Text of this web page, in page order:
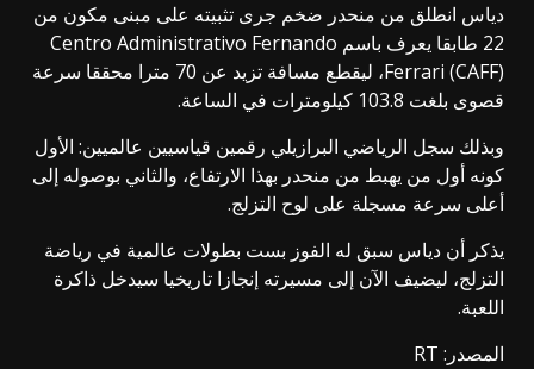
دياس انطلق من منحدر ضخم جرى تثبيته على مبنى مكون من
22 طابقا يعرف باسم Centro Administrativo Fernando
Ferrari (CAFF)، ليقطع مسافة تزيد عن 70 مترا محققا سرعة
قصوى بلغت 103.8 كيلومترات في الساعة.
وبذلك سجل الرياضي البرازيلي رقمين قياسيين عالميين: الأول
كونه أول من يهبط من منحدر بهذا الارتفاع، والثاني بوصوله إلى
أعلى سرعة مسجلة على لوح التزلج.
يذكر أن دياس سبق له الفوز بست بطولات عالمية في رياضة
التزلج، ليضيف الآن إلى مسيرته إنجازا تاريخيا سيدخل ذاكرة
اللعبة.
المصدر: RT